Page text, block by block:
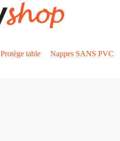
Protège table Nappes SANS PVC